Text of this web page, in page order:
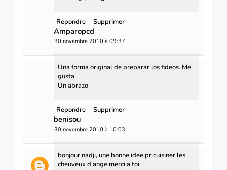
Répondre Supprimer
Amparopcd
30 novembre 2010 à 09:37
Una forma original de preparar los fideos. Me
gusta.
Un abrazo
Répondre Supprimer
benisou
30 novembre 2010 à 10:03
bonjour nadji, une bonne idee pr cuisiner les
cheuveux d ange merci a toi.